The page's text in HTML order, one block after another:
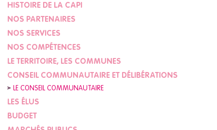
HISTOIRE DE LA CAPI
NOS PARTENAIRES
NOS SERVICES
NOS COMPÉTENCES
LE TERRITOIRE, LES COMMUNES
CONSEIL COMMUNAUTAIRE ET DÉLIBÉRATIONS
LE CONSEIL COMMUNAUTAIRE
LES ÉLUS
BUDGET